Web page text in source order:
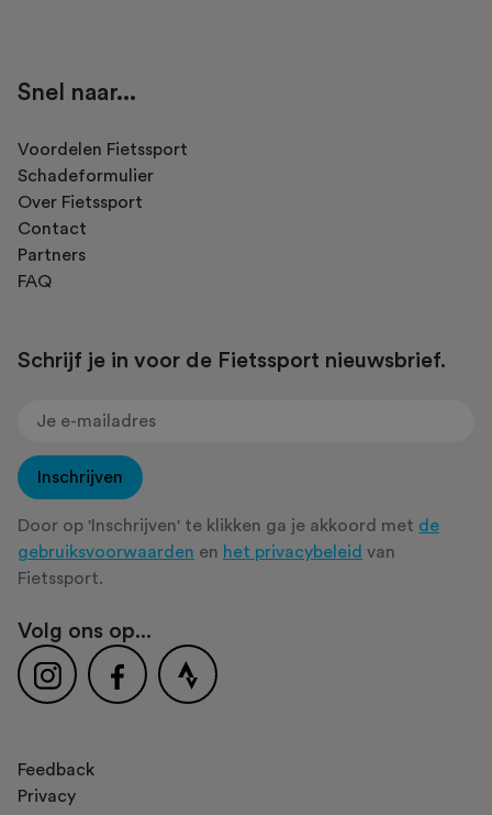
Snel naar...
Voordelen Fietssport
Schadeformulier
Over Fietssport
Contact
Partners
FAQ
Schrijf je in voor de Fietssport nieuwsbrief.
Inschrijven
Door op 'Inschrijven' te klikken ga je akkoord met de
gebruiksvoorwaarden en het privacybeleid van
Fietssport.
Volg ons op...
Feedback
Privacy